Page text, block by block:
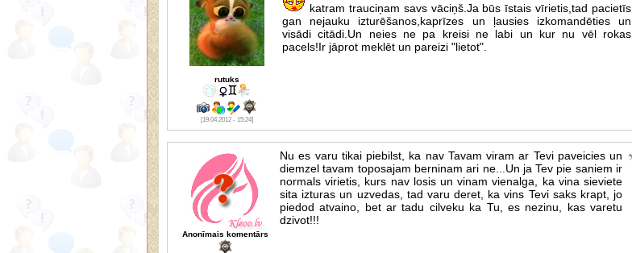
rutuks
[19.04.2012 - 15:24]
katram trauciņam savs vāciņš.Ja būs īstais vīrietis,tad pacietīs
gan nejauku izturēšanos,kaprīzes un ļausies izkomandēties un
visādi citādi.Un neies ne pa kreisi ne labi un kur nu vēl rokas
pacels!Ir jāprot meklēt un pareizi "lietot".
Anonīmais komentārs
Nu es varu tikai piebilst, ka nav Tavam viram ar Tevi paveicies un
diemzel tavam toposajam berninam ari ne...Un ja Tev pie saniem ir
normals virietis, kurs nav losis un vinam vienalga, ka vina sieviete
sita izturas un uzvedas, tad varu deret, ka vins Tevi saks krapt, jo
piedod atvaino, bet ar tadu cilveku ka Tu, es nezinu, kas varetu
dzivot!!!